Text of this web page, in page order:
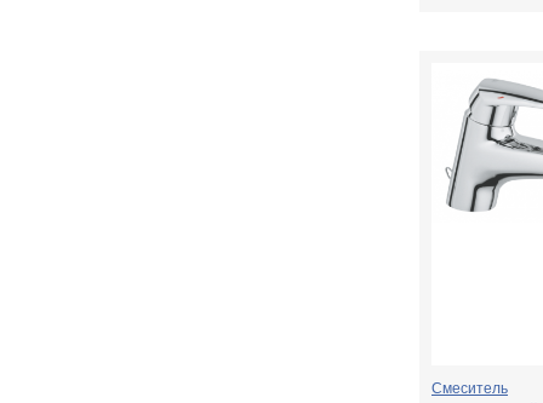
Смеситель